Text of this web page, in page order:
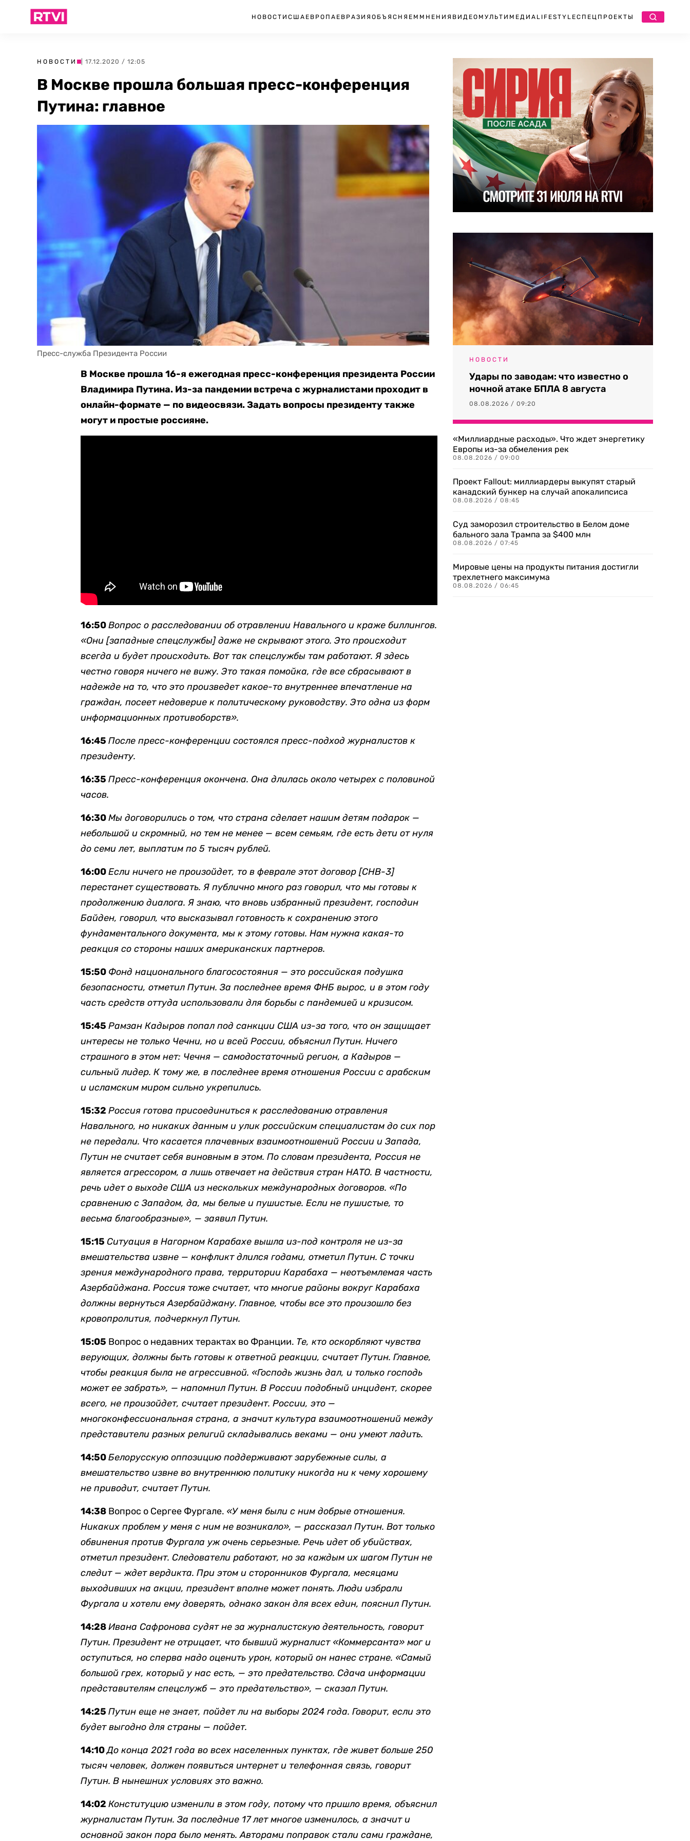
НОВОСТИ США ЕВРОПА ЕВРАЗИЯ ОБЪЯСНЯЕМ МНЕНИЯ ВИДЕО МУЛЬТИМЕДИА LIFESTYLEСПЕЦПРОЕКТЫ
НОВОСТИ | 17.12.2020 / 12:05
В Москве прошла большая пресс-конференция
Путина: главное
Пресс-служба Президента России
В Москве прошла 16-я ежегодная пресс-конференция президента России
Владимира Путина. Из-за пандемии встреча с журналистами проходит в
онлайн-формате — по видеосвязи. Задать вопросы президенту также
могут и простые россияне.
16:50Вопрос о расследовании об отравлении Навального и краже биллингов.
«Они [западные спецслужбы] даже не скрывают этого.Это происходит
всегда и будет происходить. Вот так спецслужбы там работают. Я здесь
честно говоря ничего не вижу. Это такая помойка, где всесбрасываютв
надежде на то, что это произведет какое-товнутреннее впечатление на
граждан,посеетнедоверие к политическомуруководству. Это одна из форм
информационных противоборств».
16:45После пресс-конференции состоялся пресс-подход журналистов к
президенту.
16:35Пресс-конференция окончена. Она длилась около четырех с половиной
часов.
16:30Мы договорились о том, что страна сделает нашим детям подарок —
небольшой и скромный, но тем не менее — всем семьям, где есть дети от нуля
до семи лет, выплатим по 5 тысяч рублей.
16:00Если ничего не произойдет, то в феврале этот договор [СНВ-3]
перестанет существовать. Я публично много раз говорил, что мы готовы к
продолжению диалога. Я знаю, что вновь избранный президент, господин
Байден, говорил, что высказывал готовность к сохранению этого
фундаментального документа, мы к этому готовы. Нам нужна какая-то
реакция со стороны наших американских партнеров.
15:50 Фонд национального благосостояния — это российская подушка
безопасности, отметил Путин. За последнее время ФНБ вырос, и в этом году
часть средств оттуда использовали для борьбы с пандемией и кризисом.
15:45 Рамзан Кадыров попал под санкции США из-за того, что он защищает
интересы не только Чечни, но и всей России, объяснил Путин. Ничего
страшного в этом нет: Чечня — самодостаточный регион, а Кадыров —
сильный лидер. К тому же, в последнее время отношения России с арабским
и исламским миром сильно укрепились.
15:32Россия готова присоединиться к расследованию отравления
Навального, но никаких данным и улик российским специалистам до сих пор
не передали. Что касается плачевных взаимоотношений России и Запада,
Путин не считает себя виновным в этом. По словам президента, Россия не
является агрессором, а лишь отвечает на действия стран НАТО. В частности,
речь идет о выходе США из нескольких международных договоров. «По
сравнению с Западом, да, мы белые и пушистые. Если не пушистые, то
весьма благообразные», — заявил Путин.
15:15Ситуация в Нагорном Карабахе вышла из-под контроля не из-за
вмешательства извне — конфликт длился годами, отметил Путин. С точки
зрения международного права, территории Карабаха — неотъемлемая часть
Азербайджана. Россия тоже считает, что многие районы вокруг Карабаха
должны вернуться Азербайджану. Главное, чтобы все это произошло без
кровопролития, подчеркнул Путин.
15:05 Вопрос о недавних терактах во Франции. Те, кто оскорбляют чувства
верующих, должны быть готовы к ответной реакции, считает Путин. Главное,
чтобы реакция была не агрессивной. «Господь жизнь дал, и только господь
может ее забрать», — напомнил Путин. В России подобный инцидент, скорее
всего, не произойдет, считает президент. России, это —
многоконфессиональная страна, а значит культура взаимоотношений между
представители разных религий складывались веками — они умеют ладить.
14:50Белорусскую оппозицию поддерживают зарубежные силы, а
вмешательство извне во внутреннюю политику никогда ни к чему хорошему
не приводит, считает Путин.
14:38 Вопрос о Сергее Фургале. «У меня были с ним добрые отношения.
Никаких проблем у меня с ним не возникало», — рассказал Путин. Вот только
обвинения против Фургала уж очень серьезные. Речь идет об убийствах,
отметил президент. Следователи работают, но за каждым их шагом Путин не
следит — ждет вердикта. При этом и сторонников Фургала, месяцами
выходивших на акции, президент вполне может понять. Люди избрали
Фургала и хотели ему доверять,однако закон для всех един, пояснил Путин.
14:28Ивана Сафронова судят не за журналистскую деятельность, говорит
Путин. Президент не отрицает, что бывший журналист «Коммерсанта» мог и
оступиться, но сперва надо оценить урон, который он нанес стране. «Самый
большой грех, который у нас есть, — это предательство. Сдача информации
представителям спецслужб — это предательство», — сказал Путин.
14:25Путин еще не знает, пойдет ли на выборы 2024 года. Говорит, если это
будет выгодно для страны — пойдет.
14:10До конца 2021 года во всех населенных пунктах, где живет больше 250
тысяч человек, должен появиться интернет и телефонная связь, говорит
Путин. В нынешних условиях это важно.
14:02Конституцию изменили в этом году, потому что пришло время, объяснил
журналистам Путин. За последние 17 лет многое изменилось, а значит и
основной закон пора было менять. Авторами поправок стали сами граждане,
НОВОСТИ
Удары по заводам: что известно о
ночной атаке БПЛА 8 августа
08.08.2026 / 09:20
«Миллиардные расходы». Что ждет энергетику
Европы из-за обмеления рек
08.08.2026 / 09:00
Проект Fallout: миллиардеры выкупят старый
канадский бункер на случай апокалипсиса
08.08.2026 / 08:45
Суд заморозил строительство в Белом доме
бального зала Трампа за $400 млн
08.08.2026 / 07:45
Мировые цены на продукты питания достигли
трехлетнего максимума
08.08.2026 / 06:45